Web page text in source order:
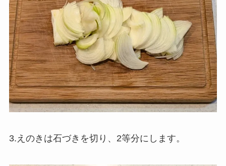
3.えのきは石づきを切り、2等分にします。